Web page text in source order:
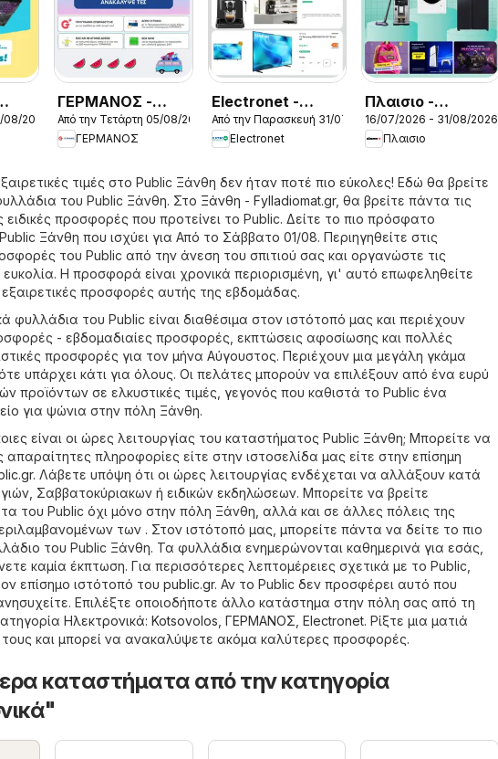
2026
ΓΕΡΜΑΝΟΣ -
Προσφορές
Από την Τετάρτη 05/08/2026
ΓΕΡΜΑΝΟΣ
Electronet -
Προσφορές
Από την Παρασκευή 31/07/2026
Electronet
Πλαισιο -
Προσφορές
16/07/2026 - 31/08/2026
Πλαισιο
τιμές στο Public Ξάνθη δεν ήταν ποτέ πιο εύκολες! Εδώ θα βρείτε
του Public Ξάνθη. Στο Ξάνθη - Fylladiomat.gr, θα βρείτε πάντα τις
προσφορές που προτείνει το Public. Δείτε το πιο πρόσφατο
Ξάνθη που ισχύει για Από το Σάββατο 01/08. Περιηγηθείτε στις
του Public από την άνεση του σπιτιού σας και οργανώστε τις
Η προσφορά είναι χρονικά περιορισμένη, γι' αυτό επωφεληθείτε
προσφορές αυτής της εβδομάδας.
φυλλάδια του Public είναι διαθέσιμα στον ιστότοπό μας και περιέχουν
- εβδομαδιαίες προσφορές, εκπτώσεις αφοσίωσης και πολλές
προσφορές για τον μήνα Αύγουστος. Περιέχουν μια μεγάλη γκάμα
υπάρχει κάτι για όλους. Οι πελάτες μπορούν να επιλέξουν από ένα ευρύ
προϊόντων σε ελκυστικές τιμές, γεγονός που καθιστά το Public ένα
για ψώνια στην πόλη Ξάνθη.
είναι οι ώρες λειτουργίας του καταστήματος Public Ξάνθη; Μπορείτε να
απαραίτητες πληροφορίες είτε στην ιστοσελίδα μας είτε στην επίσημη
. Λάβετε υπόψη ότι οι ώρες λειτουργίας ενδέχεται να αλλάξουν κατά
Σαββατοκύριακων ή ειδικών εκδηλώσεων. Μπορείτε να βρείτε
του Public όχι μόνο στην πόλη Ξάνθη, αλλά και σε άλλες πόλεις της
των . Στον ιστότοπό μας, μπορείτε πάντα να δείτε το πιο
του Public Ξάνθη. Τα φυλλάδια ενημερώνονται καθημερινά για εσάς,
καμία έκπτωση. Για περισσότερες λεπτομέρειες σχετικά με το Public,
επίσημο ιστότοπό του public.gr. Αν το Public δεν προσφέρει αυτό που
Επιλέξτε οποιοδήποτε άλλο κατάστημα στην πόλη σας από τη
Hλεκτρονικά: Kotsovolos ΓΕΡΜΑΝΟΣ Electronet. Ρίξτε μια ματιά
και μπορεί να ανακαλύψετε ακόμα καλύτερες προσφορές.
καταστήματα από την κατηγορία